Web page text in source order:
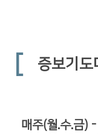
증보기도
매주(월.수.금)